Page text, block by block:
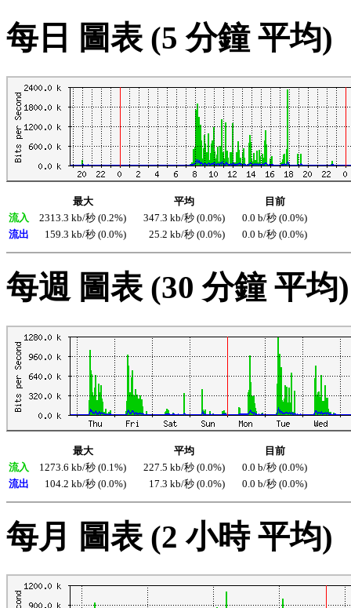
每日 圖表 (5 分鐘 平均)
最大 平均
目前
流入
2313.3 kb/秒 (0.2%) 347.3 kb/秒 (0.0%)
0.0 b/秒 (0.0%)
流出
159.3 kb/秒 (0.0%) 25.2 kb/秒 (0.0%) 0.0 b/秒 (0.0%)
每週 圖表 (30 分鐘 平均)
最大 平均
目前
流入
1273.6 kb/秒 (0.1%) 227.5 kb/秒 (0.0%)
0.0 b/秒 (0.0%)
流出
104.2 kb/秒 (0.0%) 17.3 kb/秒 (0.0%) 0.0 b/秒 (0.0%)
每月 圖表 (2 小時 平均)